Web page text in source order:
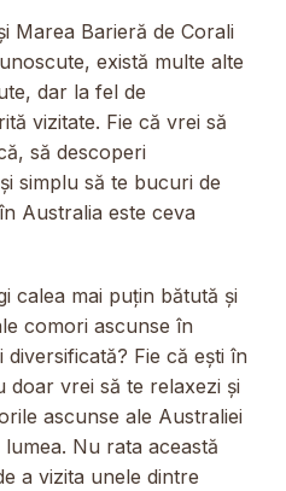
Marea Barieră de Corali
există multe alte
dar la fel de
vizitate. Fie că vrei să
să descoperi
simplu să te bucuri de
Australia este ceva
calea mai puțin bătută și
comori ascunse în
Fie că ești în
doar vrei să te relaxezi și
ascunse ale Australiei
Nu rata această
a vizita unele dintre